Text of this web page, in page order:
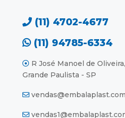
(11) 4702-4677
(11) 94785-6334
R José Manoel de
Grande Paulista - SP